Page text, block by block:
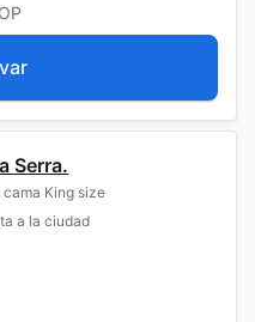
Serra.
cama King size
a la ciudad